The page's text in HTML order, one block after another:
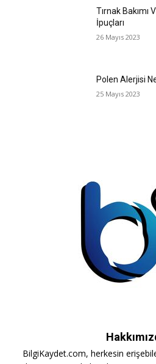
Tırnak Bakımı
İpuçları
26 Mayıs 2023
Polen Alerjisi
25 Mayıs 2023
BilgiKaydet.com, herkesin